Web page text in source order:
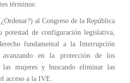
términos:
al Congreso de la República
potestad de configuración legislativa,
fundamental a la Interrupción
avanzando en la protección de los
las mujeres y buscando eliminar las
acceso a la IVE.